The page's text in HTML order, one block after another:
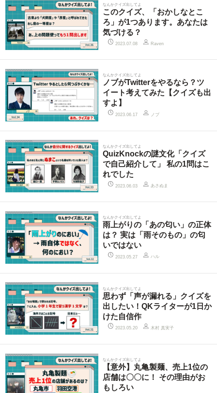
なんかクイズ出してよ
このクイズ、「おかしなとこ
ろ」が1つあります。あなたは
気づける？
2023.07.08 Raven
なんかクイズ出してよ
ノブがTwitterをやるなら？ツ
イート考えてみた【クイズも出
すよ】
2023.06.17 ノブ
なんかクイズ出してよ
QuizKnockの謎文化「クイズ
で自己紹介して」 私の1問はこ
れでした
2023.06.03 あさぬま
なんかクイズ出してよ
雨上がりの「あの匂い」の正体
は？ 実は「雨そのもの」の匂
いではない
2023.05.27 ハル
なんかクイズ出してよ
思わず「声が漏れる」クイズを
出したい！QKライターが1日か
けた自信作
2023.05.20 木村 真実子
なんかクイズ出してよ
【意外】丸亀製麺、売上1位の
店舗は〇〇に！ その理由がお
もしろい